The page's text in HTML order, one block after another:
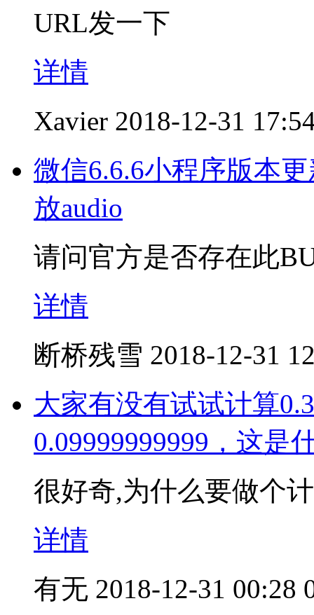
URL发一下
详情
Xavier 2018-12-31
微信6.6.6小程序版本
放audio
请问官方是否存在此
详情
断桥残雪 2018-12-31
大家有没有试试计算
0.09999999999，这是
很好奇,为什么要做个
详情
有无 2018-12-31 00:28